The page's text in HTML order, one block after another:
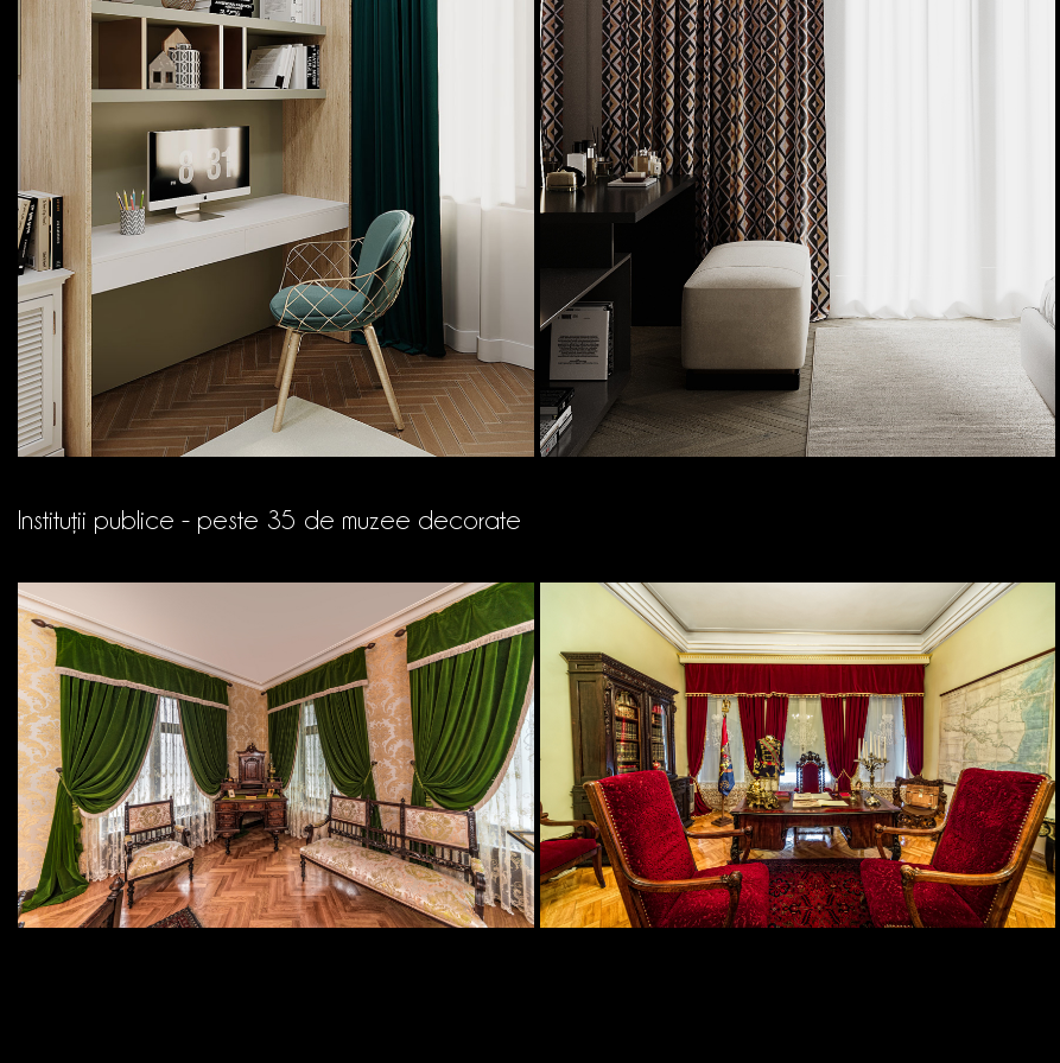
Instituții publice - peste 35 de muzee decorate